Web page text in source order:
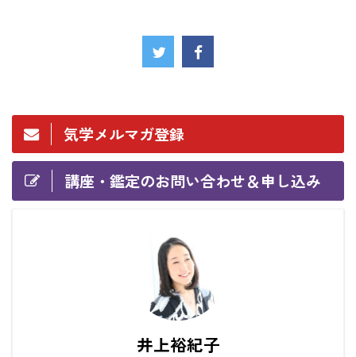
気学メルマガ登録
講座・鑑定のお問い合わせ＆申し込み
井上裕紀子